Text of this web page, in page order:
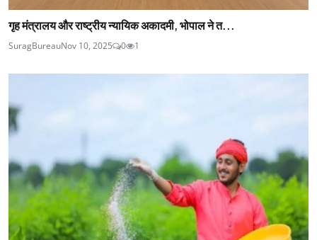
गृह मंत्रालय और राष्ट्रीय न्यायिक अकादमी, भोपाल ने त...
SuragBureauNov 10, 2025 0 1